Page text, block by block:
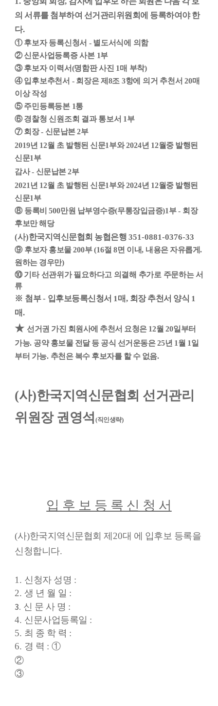
의 서류를 첨부하여 선거관리위원회에 등록하여야 한
다.
① 후보자 등록신청서 - 별도서식에 의함
② 신문사업등록증 사본 1부
③ 후보자 이력서(명함판 사진 1매 부착)
④ 입후보추천서 - 회장은 제 8조 3항에 의거 추천서20매
이상 작성
⑤ 주민등록등본 1통
⑥ 경찰청 신원조회 결과 통보서 1부
⑦ 회장- 신문납본2부
2019년 12월 초 발행된 신문1부와2024년 12월중 발행된
신문1부
감사- 신문납본2부
2021 년 12월 초 발행된 신문1부와2024년 12월중 발행된
신문1부
⑧ 등록비 500만원 납부영수증(무통장입금증)1부- 회장
후보만 해당
(사)한국지역신문협회 농협은행 351-0881-0376-33
⑨ 후보자 홍보물200부(16절 8면 이내, 내용은 자유롭게 .
원하는 경우만)
⑩ 기타 선관위가 필요하다고 의결해 추가로 주문하는 서
류
※ 첨부- 입후보등록신청서 1매, 회장 추천서 양식 1
매.
★ 선거권 가진 회원사에 추천서 요청은 12월 20일부터
가능. 공약 홍보물 전달 등 공식 선거운동은25년 1월 1일
부터 가능. 추천은 복수 후보자를 할 수 없음.
(사)한국지역신문협회 선거관리
위원장 권영석 (직인생략)
입 후 보 등 록 신 청 서
(사)한국지역신문협회 제 20대 에 입후보 등록을
신청합니다.
1. 신청자 성명 :
2. 생 년 월 일 :
3. 신 문 사 명 :
4. 신문사업등록일 :
5. 최 종 학 력 :
6. 경 력 : ①
②
③